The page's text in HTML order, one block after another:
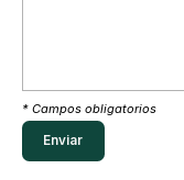
* Campos obligatorios